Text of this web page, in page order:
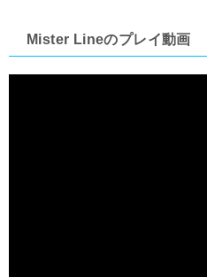
Mister Lineのプレイ動画